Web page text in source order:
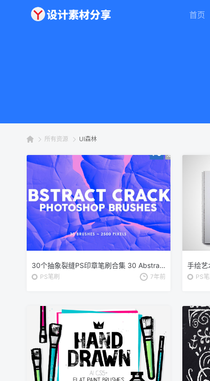
首页
所有资源 UI森林
30个抽象裂缝PS印章笔刷合集 30 Abstract Cracks Photoshop Stamp Brushes
PS笔刷 7年前 PS笔